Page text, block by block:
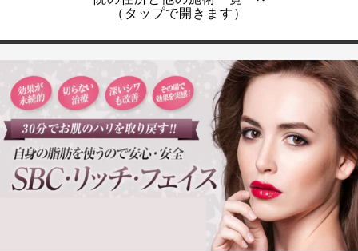
（タップで開きます）